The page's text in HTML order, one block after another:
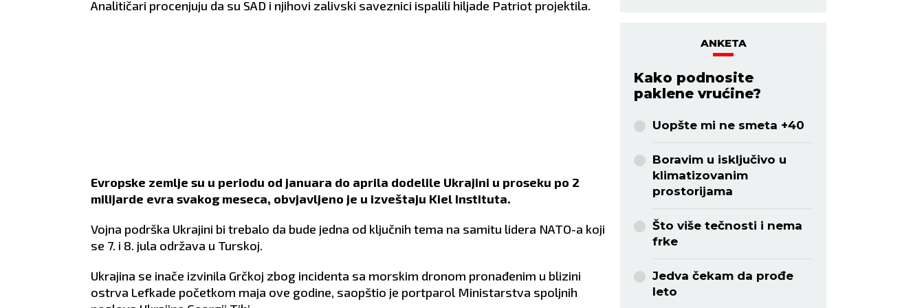
Analitičari procenjuju da su SAD i njihovi zalivski saveznici ispalili hiljade Patriot projektila.
Evropske zemlje su u periodu od januara do aprila dodelile Ukrajini u proseku po 2
milijarde evra svakog meseca, obvjavljeno je u izveštaju Kiel Instituta.
Vojna podrška Ukrajini bi trebalo da bude jedna od ključnih tema na samitu lidera NATO-a koji
se 7. i 8. jula održava u Turskoj.
Ukrajina se inače izvinila Grčkoj zbog incidenta sa morskim dronom pronađenim u blizini
ostrva Lefkade početkom maja ove godine, saopštio je portparol Ministarstva spoljnih
ANKETA
Kako podnosite
paklene vrućine?
Uopšte mi ne smeta +40
Boravim u isključivo u
klimatizovanim
prostorijama
Što više tečnosti i nema
frke
Jedva čekam da prođe
leto